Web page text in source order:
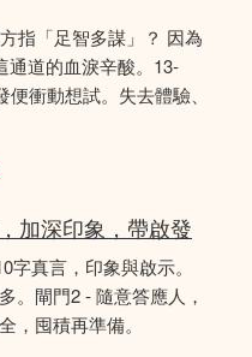
指「足智多謀」？ 因為
通道的血淚辛酸。13-
衝動想試。失去體驗、
加深印象，帶啟發
真言，印象與啟示。
。閘門2 - 隨意答應人，
，囤積再準備。